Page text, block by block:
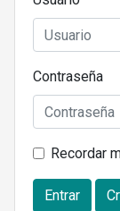
Contraseña
Recordar
Entrar